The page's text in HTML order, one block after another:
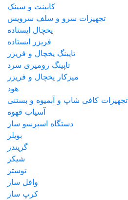
کابینت و سینک
تجهیزات سرو و سلف سرویس
یخچال ایستاده
فریزر ایستاده
تاپینگ یخچال و فریزر
تاپینگ رومیزی سرد
میزکار یخچال و فریزر
هود
تجهیزات کافی شاپ و آبمیوه و بستنی
آسیاب قهوه
دستگاه اسپرسو ساز
بویلر
گریندر
شیکر
توستر
وافل ساز
کرپ ساز